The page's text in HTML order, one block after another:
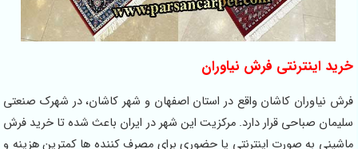
خرید اینترنتی فرش نیاوران
فرش نیاوران کاشان واقع در استان اصفهان و شهر کاشان، در شهرک صنعتی
سلیمان صباحی قرار دارد. مرکزیت این شهر در ایران باعث شده تا خرید فرش
ماشینی به صورت اینترنتی یا حضوری برای مصرف کننده ها کمترین هزینه و